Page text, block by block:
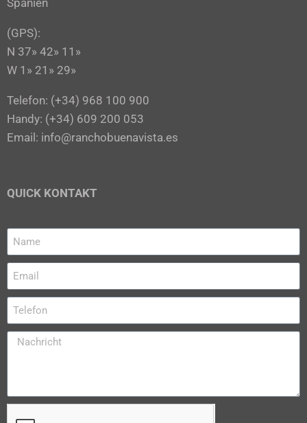
Spanien
(GPS):
N 37» 42» 11»
W 1» 21» 29»
Telefon: (+34) 968 100 900
Handy: (+34) 609 200 053
Email: info@ranchobuenavista.es
QUICK KONTAKT